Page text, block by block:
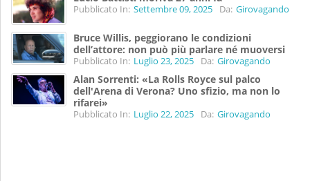
Pubblicato In: Settembre 09, 2025 Da: Girovagando
Bruce Willis, peggiorano le condizioni
dell’attore: non può più parlare né muoversi
Pubblicato In: Luglio 23, 2025 Da: Girovagando
Alan Sorrenti: «La Rolls Royce sul palco
dell'Arena di Verona? Uno sfizio, ma non lo
rifarei»
Pubblicato In: Luglio 22, 2025 Da: Girovagando